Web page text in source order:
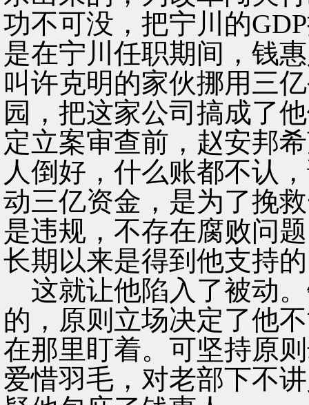
功不可没，把宁川的
是在宁川任职期间，钱
叫许克明的家伙挪用三
园，把这家公司搞成了
定立案审查前，赵安邦
人倒好，什么账都不认
动三亿资金，是为了挽
是违规，不存在腐败问
长期以来是得到他支持
这就让他陷入了被动
的，原则立场决定了他
在那里盯着。可坚持原
爱惜羽毛，对老部下不